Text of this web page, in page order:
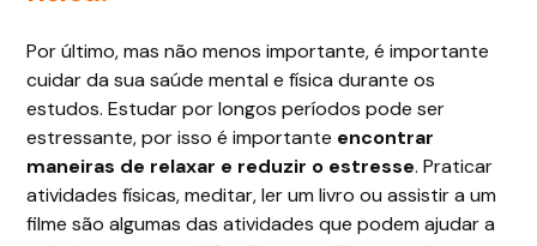
Por último, mas não menos importante, é importante
cuidar da sua saúde mental e física durante os
estudos. Estudar por longos períodos pode ser
estressante, por isso é importante encontrar
maneiras de relaxar e reduzir o estresse. Praticar
atividades físicas, meditar, ler um livro ou assistir a um
filme são algumas das atividades que podem ajudar a